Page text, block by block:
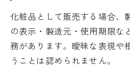
化粧品として販売する場合、
の表示・製造元・使用期限な
務があります。曖昧な表現や
うことは認められません。